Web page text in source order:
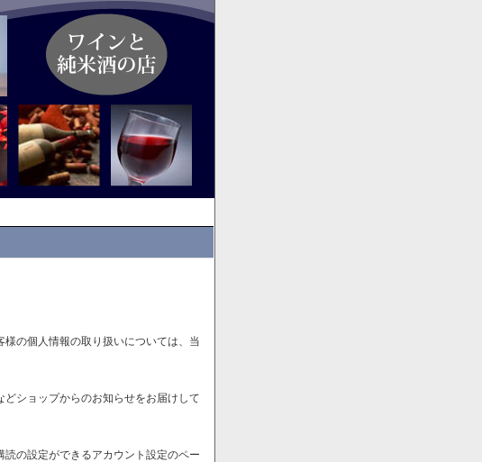
の個人情報の取り扱いについては、当
ショップからのお知らせをお届けして
の設定ができるアカウント設定のペー